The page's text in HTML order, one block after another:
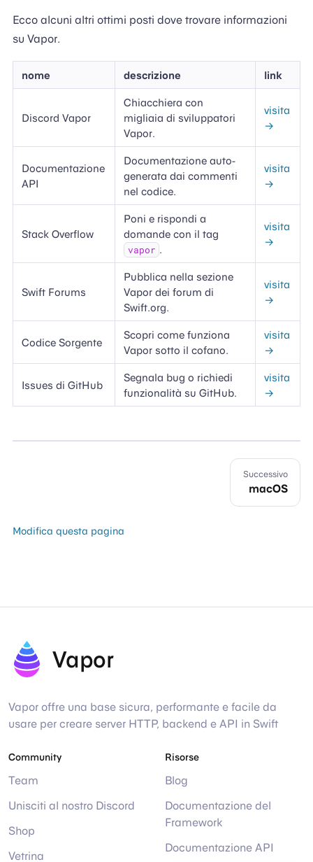
Ecco alcuni altri ottimi posti dove trovare informazioni
su Vapor.
nome descrizione link
Discord Vapor
Chiacchiera con
migliaia di sviluppatori
Vapor.
visita
→
Documentazione
API
Documentazione auto-
generata dai commenti
nel codice.
visita
→
Stack Overflow
Poni e rispondi a
domande con il tag
vapor .
visita
→
Swift Forums
Pubblica nella sezione
Vapor dei forum di
Swift.org.
visita
→
Codice Sorgente
Scopri come funziona
Vapor sotto il cofano.
visita
→
Issues di GitHub
Segnala bug o richiedi
funzionalità su GitHub.
visita
→
Successivo
macOS
Modifica questa pagina
Vapor
Vapor offre una base sicura, performante e facile da
usare per creare server HTTP, backend e API in Swift
Community
Team
Unisciti al nostro Discord
Shop
Vetrina
Risorse
Blog
Documentazione del
Framework
Documentazione API